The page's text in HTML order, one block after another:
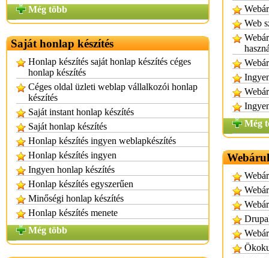
Még több
Saját honlap készítés
Honlap készítés saját honlap készítés céges
honlap készítés
Céges oldal üzleti weblap vállalkozói honlap
készítés
Saját instant honlap készítés
Saját honlap készítés
Honlap készítés ingyen weblapkészítés
Honlap készítés ingyen
Ingyen honlap készítés
Honlap készítés egyszerűen
Minőségi honlap készítés
Honlap készítés menete
Még több
Web
Még